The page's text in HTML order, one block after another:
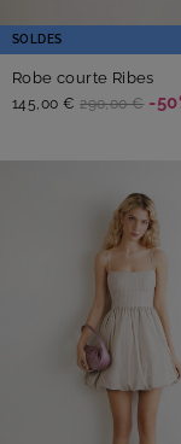
SOLDES
Robe courte Ribes
145,00 € 290,00 € -